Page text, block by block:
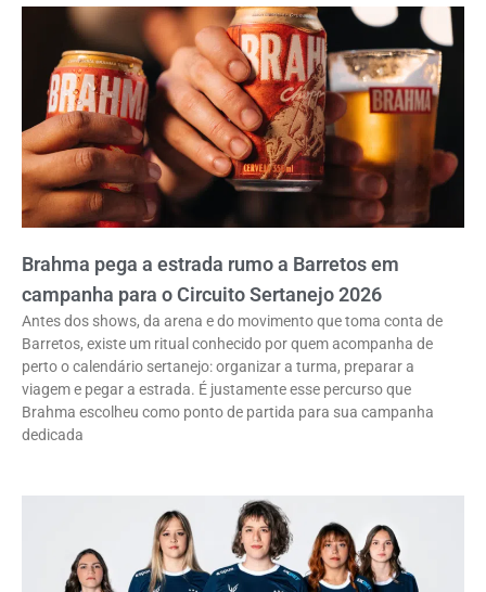
Brahma pega a estrada rumo a Barretos em
campanha para o Circuito Sertanejo 2026
Antes dos shows, da arena e do movimento que toma conta de
Barretos, existe um ritual conhecido por quem acompanha de
perto o calendário sertanejo: organizar a turma, preparar a
viagem e pegar a estrada. É justamente esse percurso que
Brahma escolheu como ponto de partida para sua campanha
dedicada